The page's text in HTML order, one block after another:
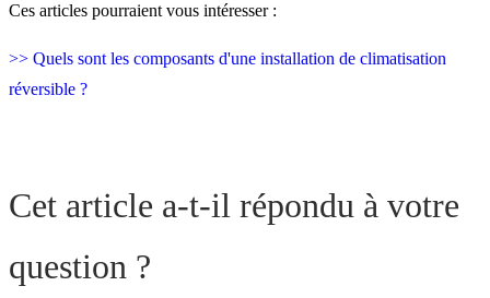
Ces articles pourraient vous intéresser :
>> Quels sont les composants d'une installation de climatisation
réversible ?
Cet article a-t-il répondu à votre
question ?